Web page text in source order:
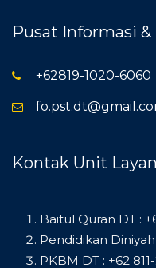
Pusat Informasi &
+62819-1020-6060
Kontak Unit
Baitul Quran DT :
Pendidikan
PKBM DT : +62